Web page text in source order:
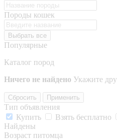
Породы кошек
Выбрать все
Популярные
Каталог пород
Ничего не найдено Укажите
Сбросить Применить
Тип объявления
Купить
Взять бесплатно
Найдены
Возраст питомца